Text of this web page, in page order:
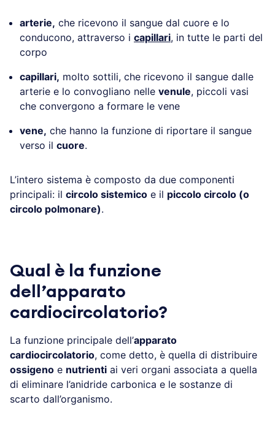
arterie, che ricevono il sangue dal cuore e lo
conducono, attraverso i capillari, in tutte le parti del
corpo
capillari, molto sottili, che ricevono il sangue dalle
arterie e lo convogliano nelle venule, piccoli vasi
che convergono a formare le vene
vene, che hanno la funzione di riportare il sangue
verso il cuore.
L’intero sistema è composto da due componenti
principali: il circolo sistemico e il piccolo circolo (o
circolo polmonare).
Qual è la funzione
dell’apparato
cardiocircolatorio?
La funzione principale dell’apparato
cardiocircolatorio, come detto, è quella di distribuire
ossigeno e nutrienti ai veri organi associata a quella
di eliminare l’anidride carbonica e le sostanze di
scarto dall’organismo.